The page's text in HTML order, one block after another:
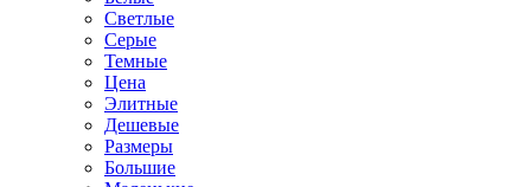
Светлые
Серые
Темные
Цена
Элитные
Дешевые
Размеры
Большие